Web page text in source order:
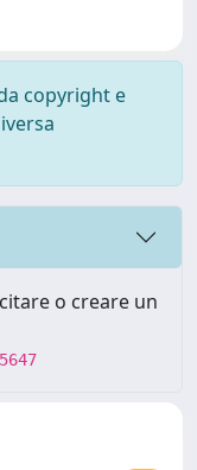
copyright e
o creare un